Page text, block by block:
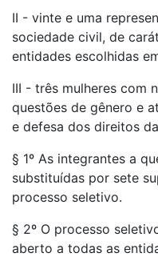
II - vinte e uma
sociedade civil, de
entidades escolhidas
III - três mulheres com
questões de gênero e
e defesa dos direitos
§ 1º As integrantes a
substituídas por sete
processo seletivo.
§ 2º O processo
aberto a todas as